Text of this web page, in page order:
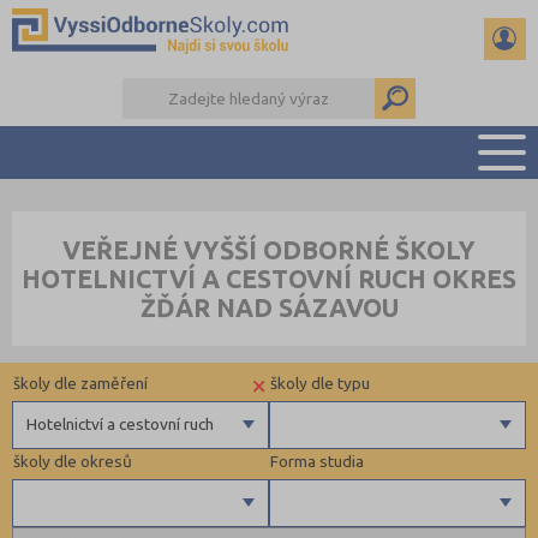
PŘÍPRAVA NA PŘIJÍMAČKY
KALENDÁŘ AKCÍ
DALŠÍ DRUHY ŠKOL
VEŘEJNÉ VYŠŠÍ ODBORNÉ ŠKOLY
HOTELNICTVÍ A CESTOVNÍ RUCH OKRES
ŽĎÁR NAD SÁZAVOU
Forma studia
školy dle okresů
školy dle typu
×
Hotelnictví a cestovní ruch
školy dle zaměření
Zdravotnické